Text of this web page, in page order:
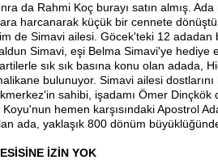
da Rahmi Koç burayı satın almış. Ada
harcanarak küçük bir cennete
de Simavi ailesi. Göcek'teki 12 adadan
Simavi, eşi Belma Simavi'ye hediye
sık sık basına konu olan adada,
bulunuyor. Simavi ailesi
sahibi, işadamı Ömer Dinçkök
hemen karşısındaki Apostrol
ada, yaklaşık 800 dönüm
İZİN YOK